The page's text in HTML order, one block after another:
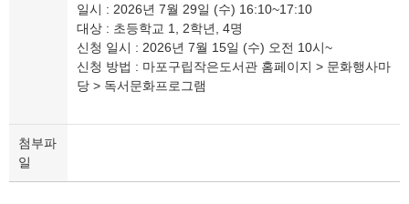
일시 : 2026년 7월 29일 (수) 16:10~17:10
대상 : 초등학교 1, 2학년, 4명
신청 일시 : 2026년 7월 15일 (수) 오전 10시~
신청 방법 : 마포구립작은도서관 홈페이지 > 문화행사마
당 > 독서문화프로그램
첨부파
일